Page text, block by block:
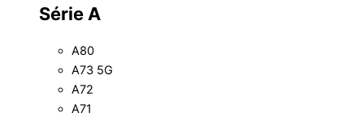
Série A
A80
A73 5G
A72
A71